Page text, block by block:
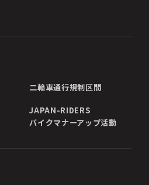
二輪車通行規制区間
JAPAN-RIDERS
バイクマナーアップ活動